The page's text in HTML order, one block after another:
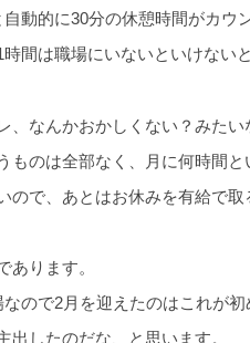
動的に30分の休憩時間がカウ
間は職場にいないといけない
、なんかおかしくない？みたい
ものは全部なく、月に何時間と
ので、あとはお休みを有給で取
あります。
ので2月を迎えたのはこれが初
出したのだな、と思います。